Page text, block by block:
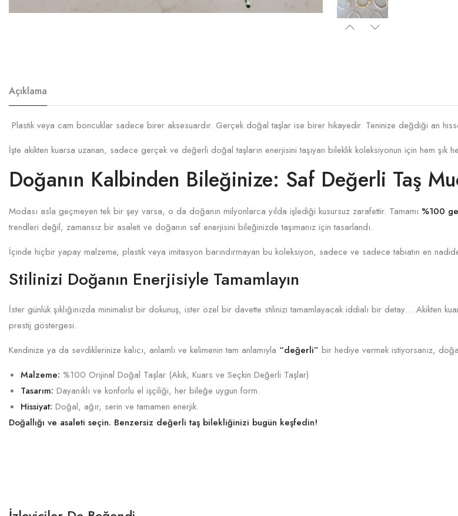
Açıklama
Plastik veya cam boncuklar sadece birer aksesuardır. Gerçek doğal taşlar ise birer hikayedir. Teninize değdiği an
İşte akikten kuarsa uzanan, sadece gerçek ve değerli doğal taşların enerjisini taşıyan bileklik koleksiyonun için hem şık
Doğanın Kalbinden Bileğinize: Saf Değerli Taş
Modası asla geçmeyen tek bir şey varsa, o da doğanın milyonlarca yılda işlediği kusursuz zarafettir. Tamamı %100
trendleri değil, zamansız bir asaleti ve doğanın saf enerjisini bileğinizde taşımanız için tasarlandı.
İçinde hiçbir yapay malzeme, plastik veya imitasyon barındırmayan bu koleksiyon, sadece ve sadece tabiatın en
Stilinizi Doğanın Enerjisiyle Tamamlayın
İster günlük şıklığınızda minimalist bir dokunuş, ister özel bir davette stilinizi tamamlayacak iddialı bir detay… Akikten
prestij göstergesi.
Kendinize ya da sevdiklerinize kalıcı, anlamlı ve kelimenin tam anlamıyla “değerli” bir hediye vermek istiyorsanız,
Malzeme: %100 Orijinal Doğal Taşlar (Akik, Kuars ve Seçkin Değerli Taşlar)
Tasarım: Dayanıklı ve konforlu el işçiliği, her bileğe uygun form.
Hissiyat: Doğal, ağır, serin ve tamamen enerjik.
Doğallığı ve asaleti seçin. Benzersiz değerli taş bilekliğinizi bugün keşfedin!